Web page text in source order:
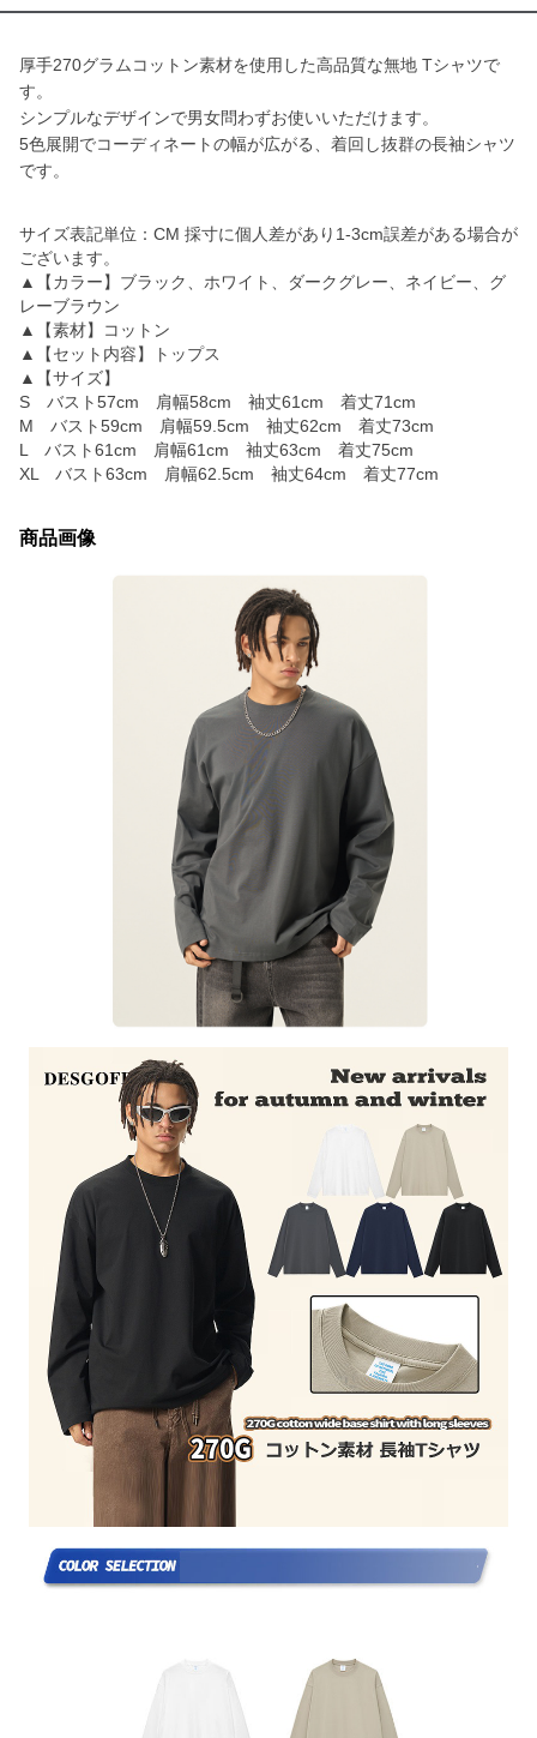
厚手270グラムコットン素材を使用した高品質な無地 Tシャツで
す。
シンプルなデザインで男女問わずお使いいただけます。
5色展開でコーディネートの幅が広がる、着回し抜群の長袖シャツ
です。
サイズ表記単位：CM 採寸に個人差があり1-3cm誤差がある場合が
ございます。
▲【カラー】ブラック、ホワイト、ダークグレー、ネイビー、グ
レーブラウン
▲【素材】コットン
▲【セット内容】トップス
▲【サイズ】
S バスト57cm 肩幅58cm 袖丈61cm 着丈71cm
M バスト59cm 肩幅59.5cm 袖丈62cm 着丈73cm
L バスト61cm 肩幅61cm 袖丈63cm 着丈75cm
XL バスト63cm 肩幅62.5cm 袖丈64cm 着丈77cm
商品画像